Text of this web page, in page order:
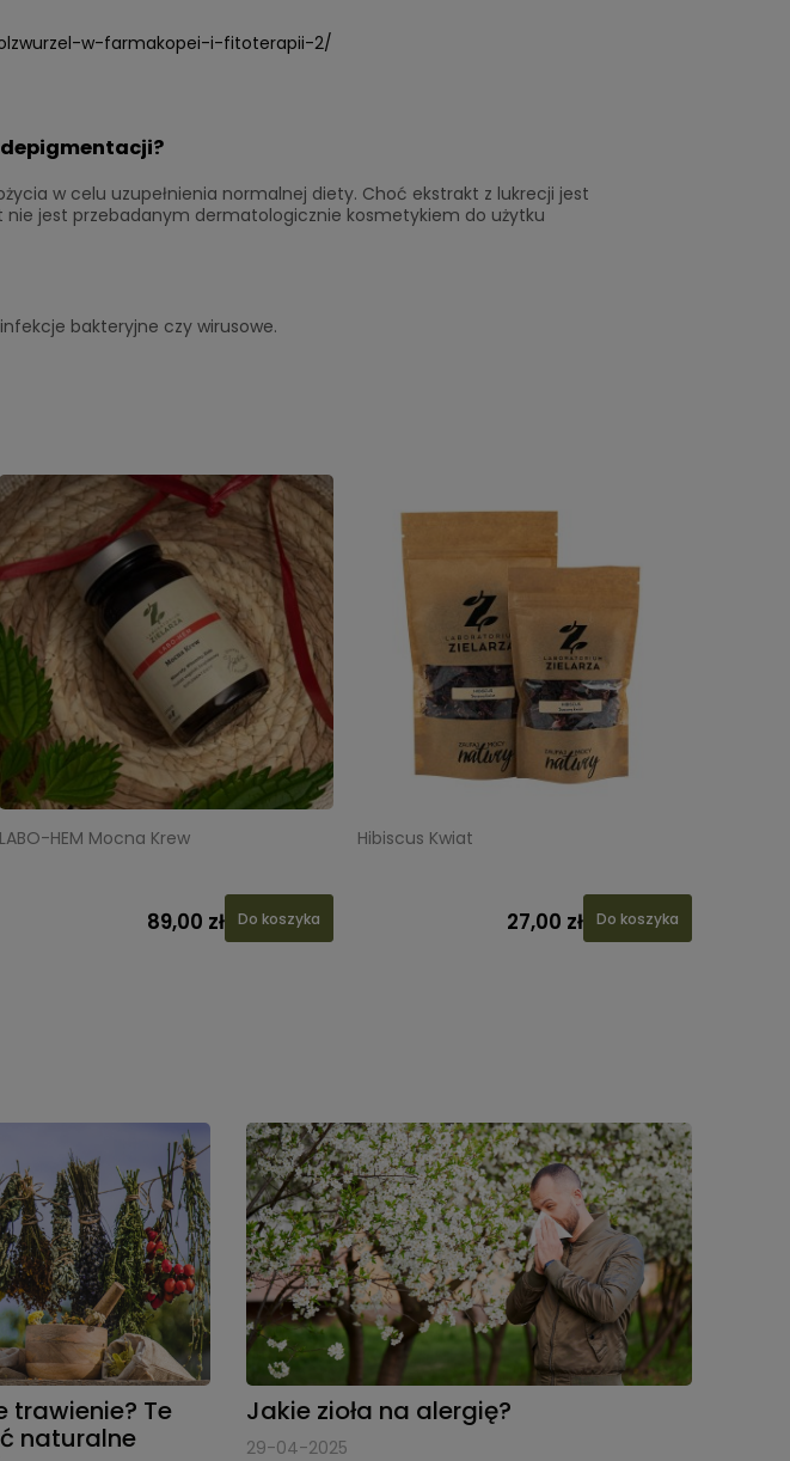
w-farmakopei-i-fitoterapii-2/
depigmentacji?
w celu uzupełnienia normalnej diety. Choć ekstrakt z lukrecji jest
jest przebadanym dermatologicznie kosmetykiem do użytku
bakteryjne czy wirusowe.
LABO-HEM Mocna Krew
89,00 zł Do koszyka
Hibiscus Kwiat
27,00 zł Do koszyka
trawienie? Te
naturalne
Jakie zioła na alergię?
29-04-2025